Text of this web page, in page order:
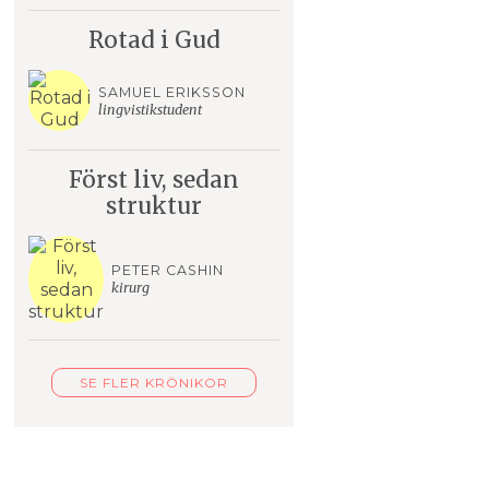
Rotad i Gud
SAMUEL ERIKSSON
lingvistikstudent
Först liv, sedan
struktur
PETER CASHIN
kirurg
SE FLER KRÖNIKOR